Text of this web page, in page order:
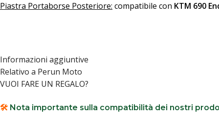
Piastra Portaborse Posteriore: compatibile con KTM 690
Informazioni aggiuntive
Relativo a Perun Moto
VUOI FARE UN REGALO?
🛠️ Nota importante sulla compatibilità dei nostri